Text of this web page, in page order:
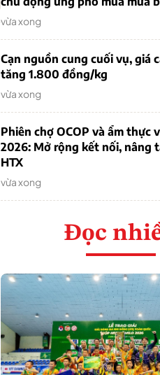
vừa xong
Cạn nguồn cung cuối vụ, giá
tăng 1.800 đồng/kg
vừa xong
Phiên chợ OCOP và ẩm thực
2026: Mở rộng kết nối, nâng
HTX
vừa xong
Đọc